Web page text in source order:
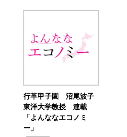
行革甲子園 沼尾波子
東洋大学教授 連載
「よんななエコノミ
ー」